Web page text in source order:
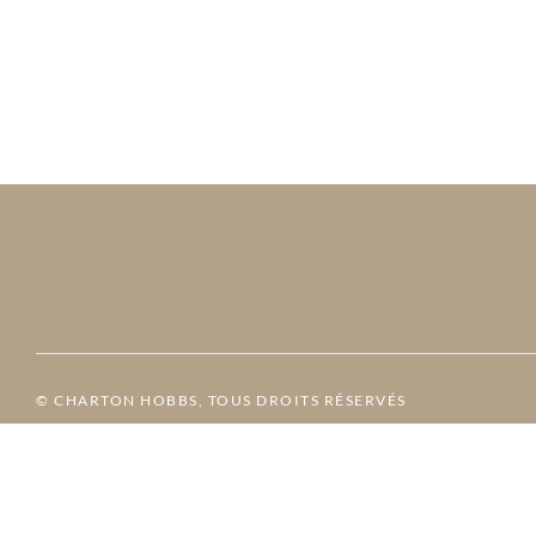
© CHARTON HOBBS, TOUS DROITS RÉSERVÉS